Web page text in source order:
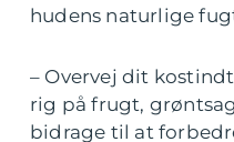
hudens naturlige
– Overvej dit
rig på frugt,
bidrage til at